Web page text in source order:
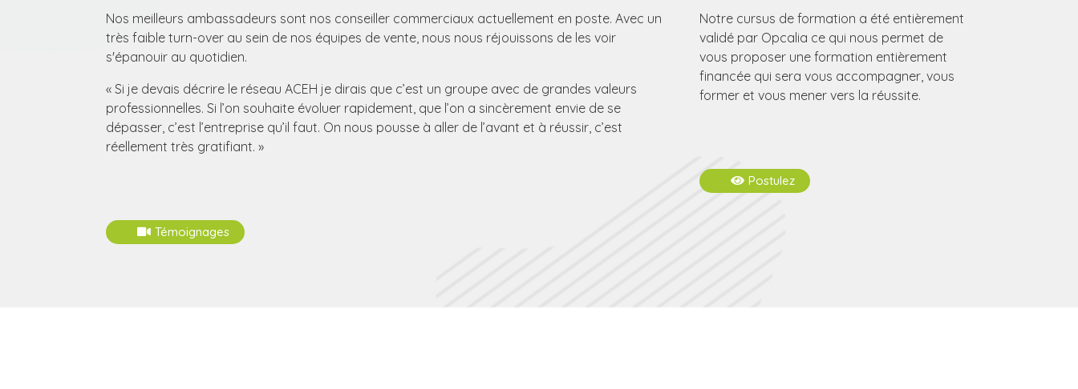
Nos meilleurs ambassadeurs sont nos conseiller commerciaux actuellement en poste. Avec un
très faible turn-over au sein de nos équipes de vente, nous nous réjouissons de les voir
s'épanouir au quotidien.
« Si je devais décrire le réseau ACEH je dirais que c’est un groupe avec de grandes valeurs
professionnelles. Si l’on souhaite évoluer rapidement, que l’on a sincèrement envie de se
dépasser, c’est l’entreprise qu’il faut. On nous pousse à aller de l’avant et à réussir, c’est
réellement très gratifiant. »
Témoignages
Notre cursus de formation a été entièrement
validé par Opcalia ce qui nous permet de
vous proposer une formation entièrement
financée qui sera vous accompagner, vous
former et vous mener vers la réussite.
Postulez